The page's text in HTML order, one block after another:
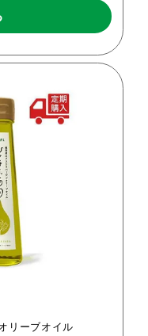
リーブオイル